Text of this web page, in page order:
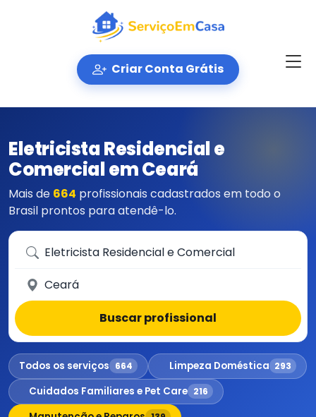
Criar Conta Grátis
Eletricista Residencial e
Comercial em Ceará
Mais de 664 profissionais cadastrados em todo o
Brasil prontos para atendê-lo.
Que serviço você precisa?
Em qual cidade?
Buscar profissional
Todos os serviços 664 Limpeza Doméstica 293
Cuidados Familiares e Pet Care 216